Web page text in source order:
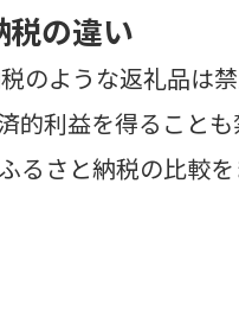
の違い
のような返礼品は
的利益を得ることも
るさと納税の比較